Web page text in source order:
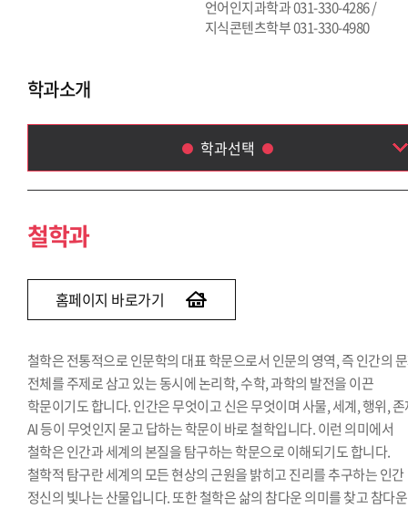
언어인지과학과 031-330-4286 /
지식콘텐츠학부 031-330-4980
학과소개
학과선택
철학과
철학과
홈페이지 바로가기
철학은 전통적으로 인문학의 대표 학문으로서 인문의 영역, 즉 인간의
전체를 주제로 삼고 있는 동시에 논리학, 수학, 과학의 발전을 이끈
학문이기도 합니다. 인간은 무엇이고 신은 무엇이며 사물, 세계, 행위,
AI 등이 무엇인지 묻고 답하는 학문이 바로 철학입니다. 이런 의미에서
철학은 인간과 세계의 본질을 탐구하는 학문으로 이해되기도 합니다.
철학적 탐구란 세계의 모든 현상의 근원을 밝히고 진리를 추구하는 인간
정신의 빛나는 산물입니다. 또한 철학은 삶의 참다운 의미를 찾고 참다운